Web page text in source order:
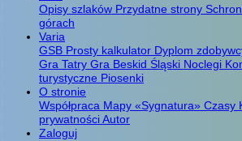
Opisy szlaków Przydatne strony
górach
Varia
GSB Prosty kalkulator Dyplom
Gra Tatry Gra Beskid Śląski Noclegi
turystyczne Piosenki
O stronie
Współpraca Mapy «Sygnatura» Czasy
prywatnościAutor
Zaloguj